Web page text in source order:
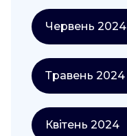
Червень 2024
Травень 2024
Квітень 2024